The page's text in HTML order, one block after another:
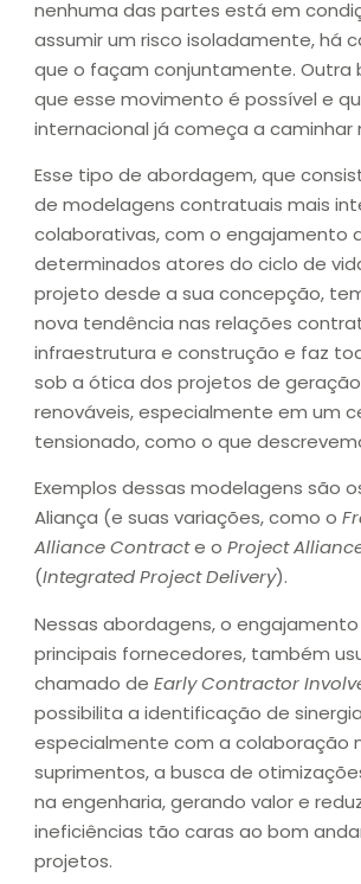
nenhuma das partes está em
assumir um risco isoladamente, há
que o façam conjuntamente. Outra
que esse movimento é possível e
internacional já começa a caminhar
Esse tipo de abordagem, que
de modelagens contratuais mais
colaborativas, com o engajamento
determinados atores do ciclo de
projeto desde a sua concepção,
nova tendência nas relações
infraestrutura e construção e faz
sob a ótica dos projetos de
renováveis, especialmente em um
tensionado, como o que
Exemplos dessas modelagens são
Aliança (e suas variações, como o
Alliance Contracte o Project
(Integrated Project Delivery).
Nessas abordagens, o
principais fornecedores, também
chamado de Early Contractor
possibilita a identificação de
especialmente com a colaboração
suprimentos, a busca de
na engenharia, gerando valor e
ineficiências tão caras ao bom
projetos.